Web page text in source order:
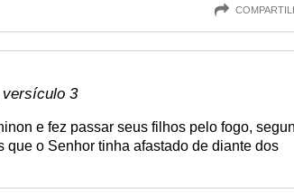
versículo 3
e fez passar seus filhos pelo fogo,
que o Senhor tinha afastado de diante dos